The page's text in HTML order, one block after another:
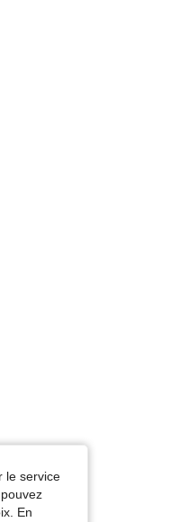
le service
En